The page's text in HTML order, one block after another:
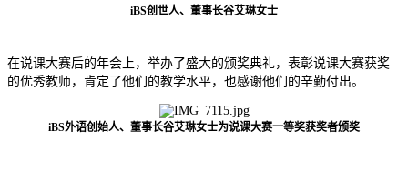
iBS创世人、董事长谷艾琳女士
在说课大赛后的年会上，举办了盛大的颁奖典礼，表彰说课大赛获奖
的优秀教师，肯定了他们的教学水平，也感谢他们的辛勤付出。
iBS外语创始人、董事长谷艾琳女士为说课大赛一等奖获奖者颁奖